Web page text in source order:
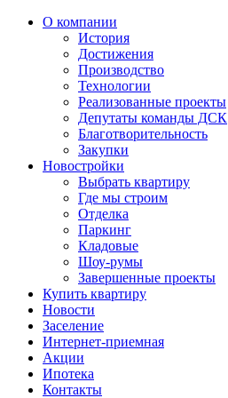
О компании
История
Достижения
Производство
Технологии
Реализованные проекты
Депутаты команды ДСК
Благотворительность
Закупки
Новостройки
Выбрать квартиру
Где мы строим
Отделка
Паркинг
Кладовые
Шоу-румы
Завершенные проекты
Купить квартиру
Новости
Заселение
Интернет-приемная
Акции
Ипотека
Контакты